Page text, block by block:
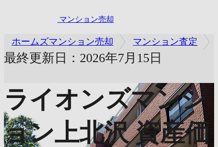
マンション売却
ホームズマンション売却 マンション査定
最終更新日：2026年7月15日
ライオンズマンシ
ョン上北沢 資産価